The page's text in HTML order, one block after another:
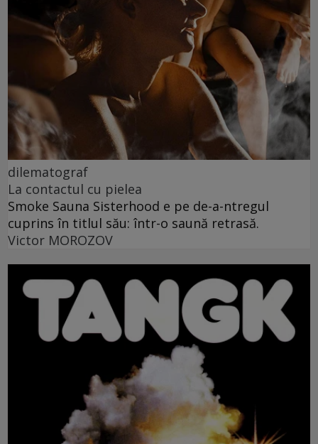
dilematograf
La contactul cu pielea
Smoke Sauna Sisterhood e pe de-a-ntregul
cuprins în titlul său: într-o saună retrasă.
Victor MOROZOV